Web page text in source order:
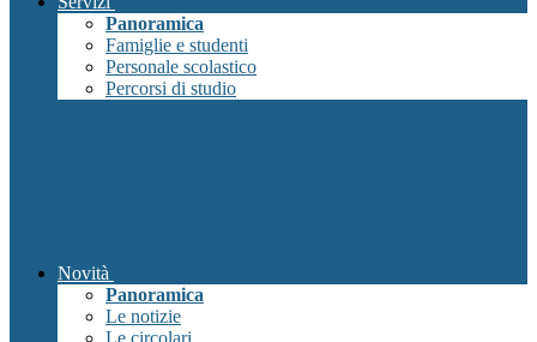
Panoramica
Famiglie e studenti
Personale scolastico
Percorsi di studio
Novità
Panoramica
Le notizie